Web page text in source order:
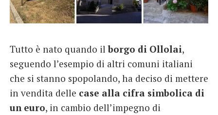
Tutto è nato quando il borgo di Ollolai,
seguendo l’esempio di altri comuni italiani
che si stanno spopolando, ha deciso di mettere
in vendita delle case alla cifra simbolica di
un euro, in cambio dell’impegno di